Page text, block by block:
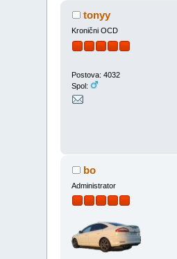
tonyy
Kronični OCD
Postova: 4032
Spol:
bo
Administrator